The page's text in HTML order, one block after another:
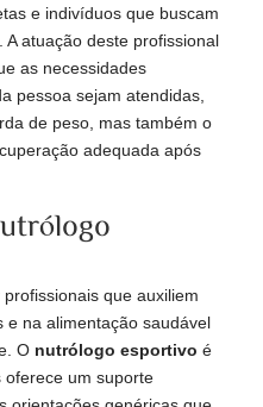
e indivíduos que buscam
atuação deste profissional
as necessidades
pessoa sejam atendidas,
de peso, mas também o
adequada após
que auxiliem
e na alimentação saudável
O nutrólogo esportivo é
oferece um suporte